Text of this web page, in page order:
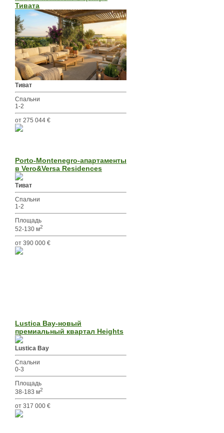
Тивата
Тиват
Спальни
1-2
от 275 044 €
Porto-Montenegro-апартаменты
в Vero&Versa Residences
Тиват
Спальни
1-2
Площадь
52-130 м2
от 390 000 €
Lustica Bay-новый
премиальный квартал Heights
Lustica Bay
Спальни
0-3
Площадь
38-183 м2
от 317 000 €